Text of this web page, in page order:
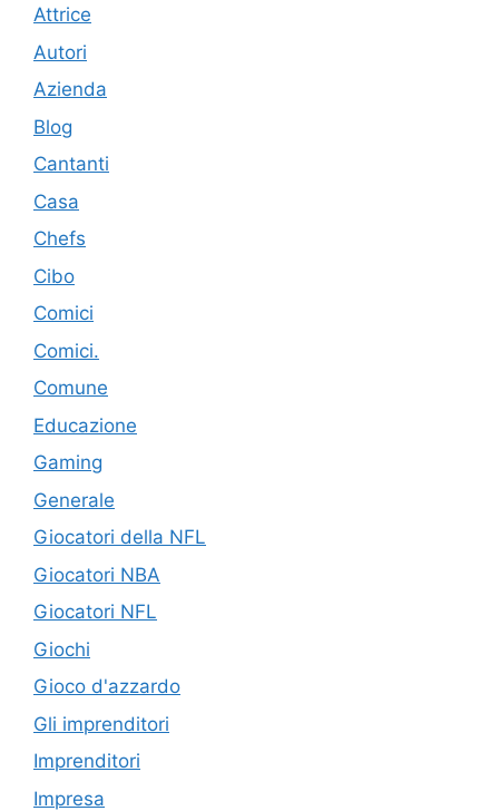
Attrice
Autori
Azienda
Blog
Cantanti
Casa
Chefs
Cibo
Comici
Comici.
Comune
Educazione
Gaming
Generale
Giocatori della NFL
Giocatori NBA
Giocatori NFL
Giochi
Gioco d'azzardo
Gli imprenditori
Imprenditori
Impresa